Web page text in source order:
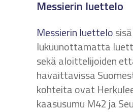
Messierin luettelo
Messierin luettelo
lukuunottamatta
sekä aloittelijoiden
havaittavissa
kohteita ovat
kaasusumu M42 ja